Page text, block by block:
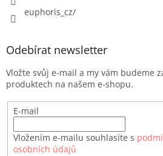
euphoris_cz/
Odebírat newsletter
Vložte svůj e-mail a my vám budeme
produktech na našem e-shopu.
E-mail
Vložením e-mailu souhlasíte s
osobních údajů